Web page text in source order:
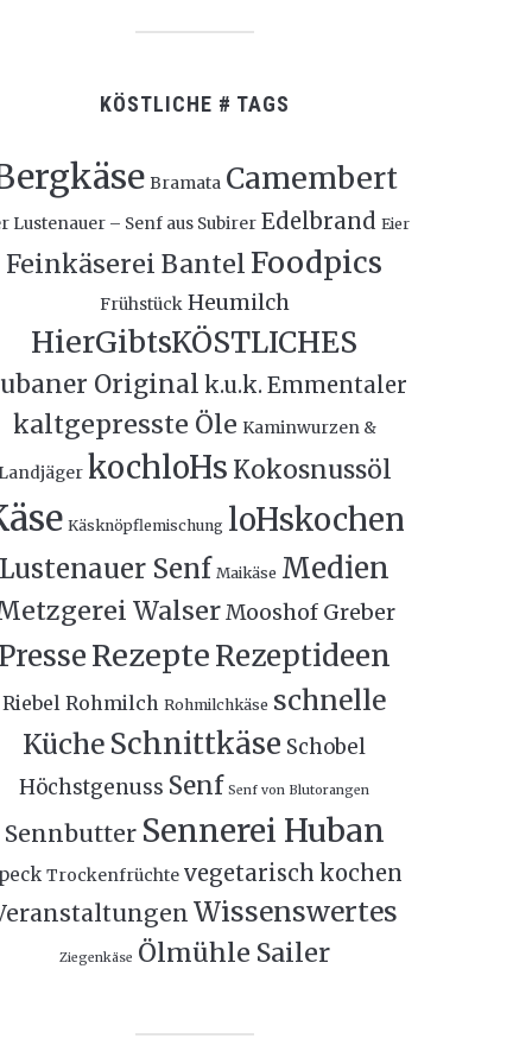
KÖSTLICHE # TAGS
Bramata Camembert
Lustenauer – Senf aus Subirer Edelbrand Eier
Feinkäserei BantelFoodpics
Frühstück Heumilch
HierGibtsKÖSTLICHES
Original k.u.k. Emmentaler
kaltgepresste Öle Kaminwurzen &
kochloHs Kokosnussöl
Käsknöpflemischung loHskochen
Lustenauer Senf Maikäse Medien
Walser Mooshof Greber
RezepteRezeptideen
Riebel Rohmilch Rohmilchkäse schnelle
Küche Schnittkäse Schobel
Höchstgenuss Senf Senf von Blutorangen
Sennbutter Sennerei Huban
Trockenfrüchte vegetarisch kochen
Wissenswertes
Ziegenkäse Ölmühle Sailer